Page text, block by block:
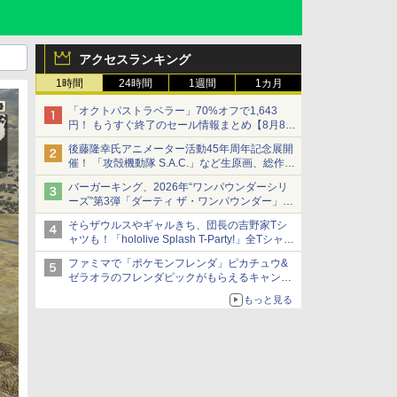
アクセスランキング
1時間 24時間 1週間 1カ月
「オクトパストラベラー」70%オフで1,643
円！ もうすぐ終了のセール情報まとめ【8月8日
更新】
ニンテンドーeショップでは「大神 絶景版」が
67%オフで990円
後藤隆幸氏アニメーター活動45年周年記念展開
催！ 「攻殻機動隊 S.A.C.」など生原画、総作画
監督修正が展示
バーガーキング、2026年“ワンパウンダーシリ
ーズ”第3弾「ダーティ ザ・ワンパウンダー」を
8月7日発売
「特製ガーリックマヨソース」を使用した超大
型チーズバーガー
そらザウルスやギャルきち、団長の吉野家Tシ
ャツも！「hololive Splash T-Party!」全Tシャツ
ラインナップ公開＆オンライン販売開始
ファミマで「ポケモンフレンダ」ピカチュウ&
ゼラオラのフレンダピックがもらえるキャンペ
もっと見る